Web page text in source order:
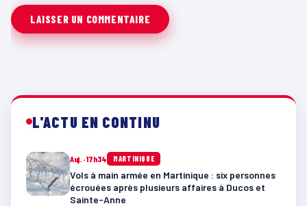
L'ACTU EN CONTINU
Auj. · 17h34 MARTINIQUE
Vols à main armée en Martinique : six personnes
écrouées après plusieurs affaires à Ducos et
Sainte-Anne